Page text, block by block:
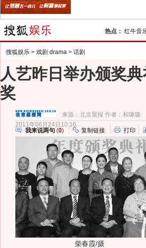
热点： 红牛音
搜狐娱乐 > 戏剧 drama > 话剧
人艺昨日举办颁奖
奖
来源： 北京晨报 作者：和璐璐
2011年06月24日10:16
我来说两句 (0) 复制链接 打印
柴春霞/摄